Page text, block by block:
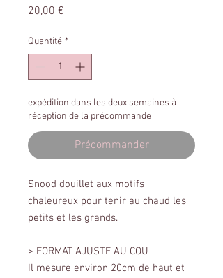
20,00 €
Quantité *
expédition dans les deux semaines à
réception de la précommande
Précommander
Snood douillet aux motifs
chaleureux pour tenir au chaud les
petits et les grands.
> FORMAT AJUSTE AU COU
Il mesure environ 20cm de haut et